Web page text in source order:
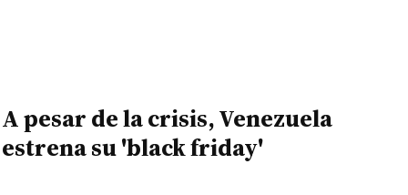
A pesar de la crisis, Venezuela
estrena su 'black friday'